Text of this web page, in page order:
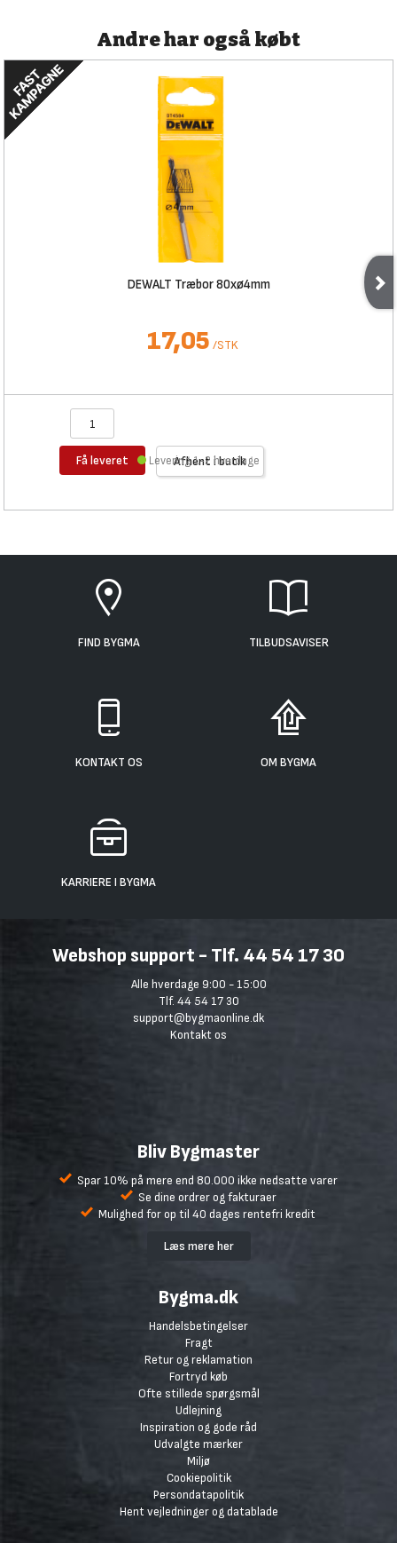
Andre har også købt
DEWALT Træbor 80xø4mm
17,05 /STK
Få leveret Afhent i butik
Levering 1-2 hverdage
FIND BYGMA TILBUDSAVISER
KONTAKT OS OM BYGMA
KARRIERE I BYGMA
Webshop support - Tlf. 44 54 17 30
Alle hverdage 9:00 - 15:00
Tlf. 44 54 17 30
support@bygmaonline.dk
Kontakt os
Bliv Bygmaster
Spar 10% på mere end 80.000 ikke nedsatte varer
Se dine ordrer og fakturaer
Mulighed for op til 40 dages rentefri kredit
Læs mere her
Bygma.dk
Handelsbetingelser
Fragt
Retur og reklamation
Fortryd køb
Ofte stillede spørgsmål
Udlejning
Inspiration og gode råd
Udvalgte mærker
Miljø
Cookiepolitik
Persondatapolitik
Hent vejledninger og datablade